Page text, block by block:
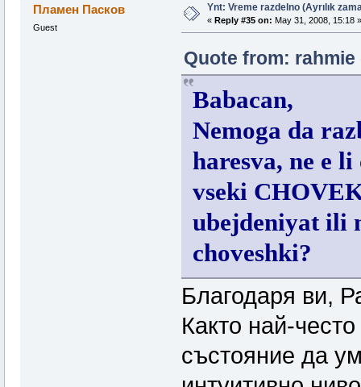
Пламен Пасков
Guest
Ynt: Vreme razdelno (Ayrılık
« Reply #35 on: May 31, 2008, 15:18 »
Quote from: rahmie
Babacan,
Nemoga da
haresva, ne e li
vseki
ubejdeniyat ili
choveshki?
Благодаря ви,
Както най-
състояние да